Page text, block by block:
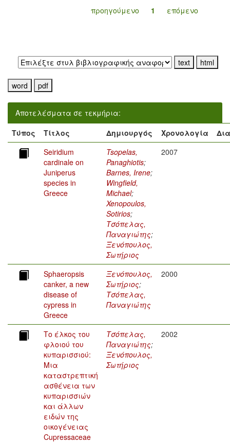
προηγούμενο 1 επόμενο
Αποτελέσματα σε τεκμήρια:
Τύπος
Τίτλος Δημιουργός Χρονολογία
Seiridium
cardinale on
Juniperus
species in
Greece
Tsopelas,
Panaghiotis;
Barnes, Irene;
Wingfield,
Michael;
Xenopoulos,
Sotirios;
Τσόπελας,
Παναγιώτης;
Ξενόπουλος,
Σωτήριος
2007
Sphaeropsis
canker, a new
disease of
cypress in
Greece
Ξενόπουλος,
Σωτήριος;
Τσόπελας,
Παναγιώτης
2000
Το έλκος του
φλοιού του
κυπαρισσιού:
Μια
καταστρεπτική
ασθένεια των
κυπαρισσιών
και άλλων
ειδών της
οικογένειας
Cupressaceae
Τσόπελας,
Παναγιώτης;
Ξενόπουλος,
Σωτήριος
2002